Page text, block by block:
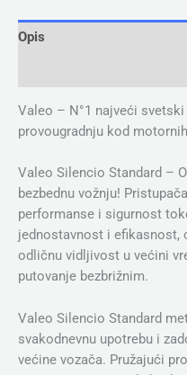
Opis
Valeo – N°1 najveći
provougradnju kod
Valeo Silencio Standard –
bezbednu vožnju!
performanse i sigurnost
jednostavnost i efikasnost,
odličnu vidljivost u većini
putovanje bezbrižnim.
Valeo Silencio Standard
svakodnevnu upotrebu i
većine vozača. Pružajući